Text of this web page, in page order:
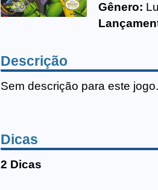
Gênero:
Descrição
Sem descrição para este jogo.
Dicas
2 Dicas